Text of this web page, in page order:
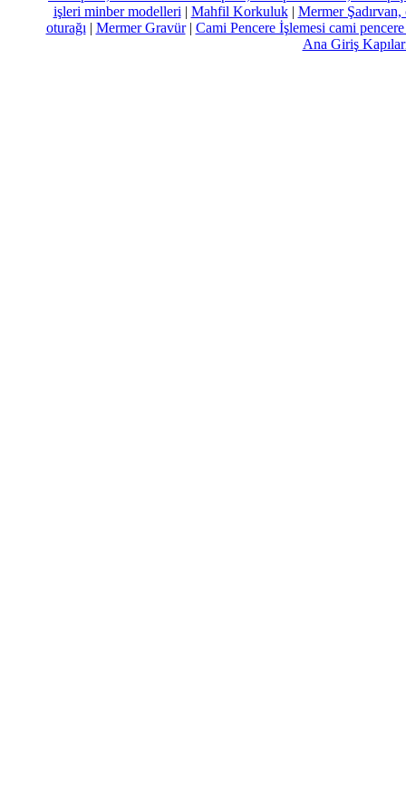
işleri minber modelleri | Mahfil Korkuluk| Mermer Şadırvan,
oturağı | Mermer Gravür| Cami Pencere İşlemesi cami
Ana Giriş